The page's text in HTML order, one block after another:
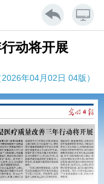
动将开展
2026年04月02日 04版）